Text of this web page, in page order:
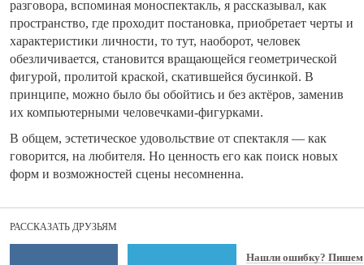
разговора, вспоминая моноспектакль, я рассказывал, как
пространство, где проходит постановка, приобретает черты и
характеристики личности, то тут, наоборот, человек
обезличивается, становится вращающейся геометрической
фигурой, пролитой краской, скатившейся бусинкой. В
принципе, можно было бы обойтись и без актёров, заменив
их компьютерными человечками-фигурками.
В общем, эстетическое удовольствие от спектакля — как
говорится, на любителя. Но ценность его как поиск новых
форм и возможностей сцены несомненна.
РАССКАЗАТЬ ДРУЗЬЯМ
Нашли ошибку? Пишем